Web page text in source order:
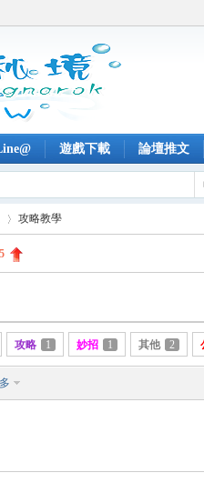
遊戲下載 論壇推文
攻略教學
5
攻略 1 妙招 1 其他 2